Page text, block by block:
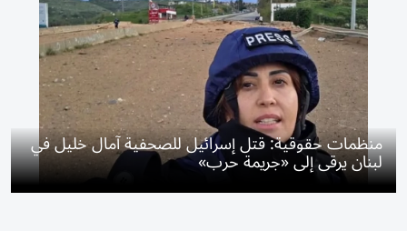
منظمات حقوقية: قتل إسرائيل للصحفية آمال خليل في
لبنان يرقى إلى «جريمة حرب»